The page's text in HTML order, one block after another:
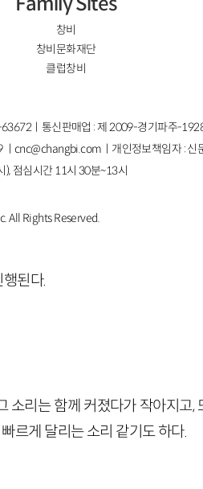
된다.
소리는 함께 커졌다가 작아지고,
르게 달리는 소리 같기도 하다.
창비
창비문화재단
클럽창비
ㅣ통신판매업 : 제 2009-경기파주-
ㅣcnc@changbi.com ㅣ개인정보책임자 : 신
점심시간 11시 30분~13시
All Rights Reserved.